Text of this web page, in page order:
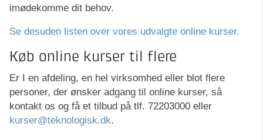
imødekomme dit behov.
Se desuden listen over vores udvalgte online kurser.
Køb online kurser til flere
Er I en afdeling, en hel virksomhed eller blot flere
personer, der ønsker adgang til online kurser, så
kontakt os og få et tilbud på tlf. 72203000 eller
kurser@teknologisk.dk.